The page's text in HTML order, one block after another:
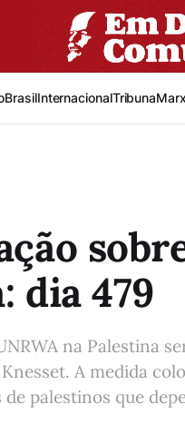
BrasilInternacionalTribuna
dia 479
na Palestina
A medida
palestinos que